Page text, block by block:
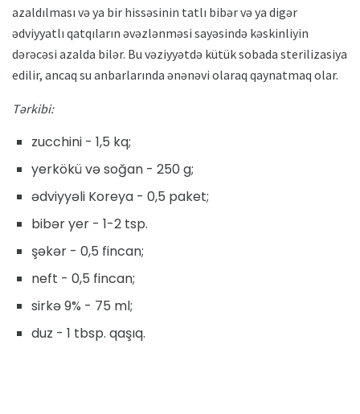
azaldılması və ya bir hissəsinin tatlı bibər və ya digər
ədviyyatlı qatqıların əvəzlənməsi sayəsində kəskinliyin
dərəcəsi azalda bilər. Bu vəziyyətdə kütük sobada sterilizasiya
edilir, ancaq su anbarlarında ənənəvi olaraq qaynatmaq olar.
Tərkibi:
zucchini - 1,5 kq;
yerkökü və soğan - 250 g;
ədviyyəli Koreya - 0,5 paket;
bibər yer - 1-2 tsp.
şəkər - 0,5 fincan;
neft - 0,5 fincan;
sirkə 9% - 75 ml;
duz - 1 tbsp. qaşıq.